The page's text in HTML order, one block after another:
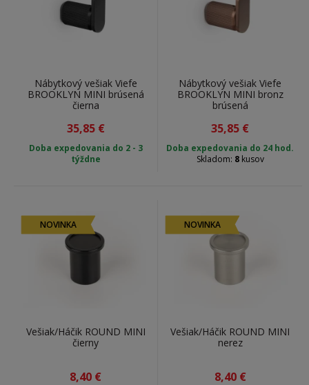
Nábytkový vešiak Viefe
BROOKLYN MINI brúsená
čierna
35,85 €
Doba expedovania do 2 - 3
týždne
Nábytkový vešiak Viefe
BROOKLYN MINI bronz
brúsená
35,85 €
Doba expedovania do 24 hod.
Skladom: 8kusov
NOVINKA
Vešiak/Háčik ROUND MINI
čierny
8,40 €
NOVINKA
Vešiak/Háčik ROUND MINI
nerez
8,40 €